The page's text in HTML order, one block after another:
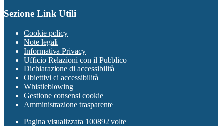
Sezione Link Utili
Cookie policy
Note legali
Informativa Privacy
Ufficio Relazioni con il Pubblico
Dichiarazione di accessibilità
Obiettivi di accessibilità
Whistleblowing
Gestione consensi cookie
Amministrazione trasparente
Pagina visualizzata 100892 volte